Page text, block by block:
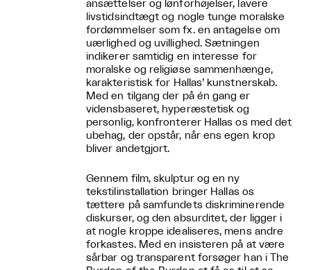
ansættelser og lønforhøjelser, lavere
livstidsindtægt og nogle tunge moralske
fordømmelser som fx. en antagelse om
uærlighed og uvillighed. Sætningen
indikerer samtidig en interesse for
moralske og religiøse sammenhænge,
karakteristisk for Hallas’ kunstnerskab.
Med en tilgang der på én gang er
vidensbaseret, hyperæstetisk og
personlig, konfronterer Hallas os med det
ubehag, der opstår, når ens egen krop
bliver andetgjort.
Gennem film, skulptur og en ny
tekstilinstallation bringer Hallas os
tættere på samfundets diskriminerende
diskurser, og den absurditet, der ligger i
at nogle kroppe idealiseres, mens andre
forkastes. Med en insisteren på at være
sårbar og transparent forsøger han i The